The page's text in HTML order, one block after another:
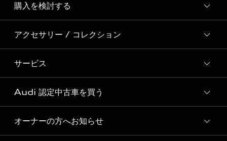
Audi Sport
Formula 1®
デジタルサービス
ディーラー検索
新車在庫検索
試乗車・展示車検索
見積り依頼
試乗予約
購入を検討する
モデル一覧
特別仕様モデル / 限定モデル
e-tronラインアップ
価格シミュレーション
車両比較
アクセサリー / コレクション
純正アクセサリー
オンラインショップ
Audi collection
アウディナビアプリ
サービス
サービス入庫予約
サービスプログラム
メンテナンス
Audi 認定中古車を買う
Audi認定中古車
オーナーの方へお知らせ